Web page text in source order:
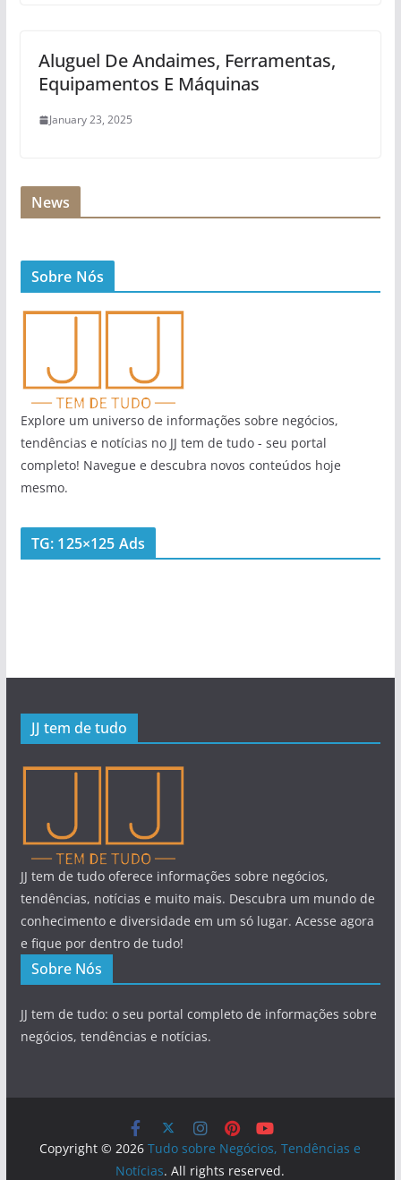
Aluguel De Andaimes, Ferramentas,
Equipamentos E Máquinas
January 23, 2025
News
Sobre Nós
Explore um universo de informações sobre negócios,
tendências e notícias no JJ tem de tudo - seu portal
completo! Navegue e descubra novos conteúdos hoje
mesmo.
TG: 125×125 Ads
JJ tem de tudo
JJ tem de tudo oferece informações sobre negócios,
tendências, notícias e muito mais. Descubra um mundo de
conhecimento e diversidade em um só lugar. Acesse agora
e fique por dentro de tudo!
Sobre Nós
JJ tem de tudo: o seu portal completo de informações sobre
negócios, tendências e notícias.
Copyright © 2026Tudo sobre Negócios, Tendências e
Notícias. All rights reserved.